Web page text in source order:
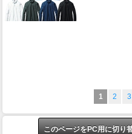
1 2 3
このページをPC用に切り